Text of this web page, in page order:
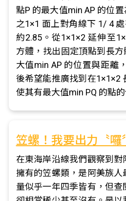
點P 的最大值min AP 的位
之1×1 面上對角線下 1/ 4
約2.85。從1×1×2 延伸至
方體，找出固定頂點到長
大值min AP 的位置與距離
後希望能推廣找到在1×1×2
使其有最大值min PQ 的點
笠螺！我要出力〝囉
在東海岸沿線我們觀察到
擁有的笠螺類，是阿美族
量似乎一年四季皆有，但